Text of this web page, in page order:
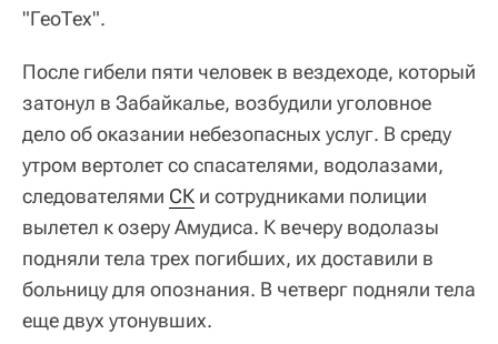
"ГеоТех".
После гибели пяти человек в вездеходе, который
затонул в Забайкалье, возбудили уголовное
дело об оказании небезопасных услуг. В среду
утром вертолет со спасателями, водолазами,
следователями СК и сотрудниками полиции
вылетел к озеру Амудиса. К вечеру водолазы
подняли тела трех погибших, их доставили в
больницу для опознания. В четверг подняли тела
еще двух утонувших.